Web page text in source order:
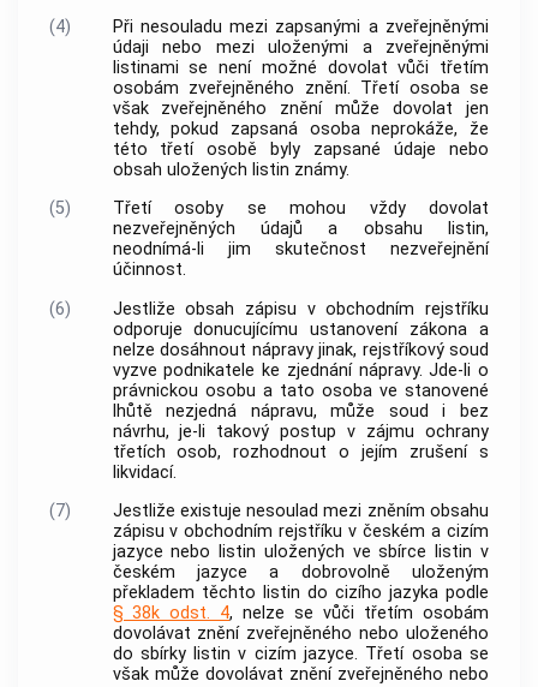
(4)
Při nesouladu mezi zapsanými a zveřejněnými
údaji nebo mezi uloženými a zveřejněnými
listinami se není možné dovolat vůči třetím
osobám zveřejněného znění. Třetí osoba se
však zveřejněného znění může dovolat jen
tehdy, pokud zapsaná osoba neprokáže, že
této třetí osobě byly zapsané údaje nebo
obsah uložených listin známy.
(5)
Třetí osoby se mohou vždy dovolat
nezveřejněných údajů a obsahu listin,
neodnímá-li jim skutečnost nezveřejnění
účinnost.
(6)
Jestliže obsah zápisu v obchodním rejstříku
odporuje donucujícímu ustanovení zákona a
nelze dosáhnout nápravy jinak, rejstříkový soud
vyzve podnikatele ke zjednání nápravy. Jde-li o
právnickou osobu a tato osoba ve stanovené
lhůtě nezjedná nápravu, může soud i bez
návrhu, je-li takový postup v zájmu ochrany
třetích osob, rozhodnout o jejím zrušení s
likvidací.
(7)
Jestliže existuje nesoulad mezi zněním obsahu
zápisu v obchodním rejstříku v českém a cizím
jazyce nebo listin uložených ve sbírce listin v
českém jazyce a dobrovolně uloženým
překladem těchto listin do cizího jazyka podle
§ 38k odst. 4, nelze se vůči třetím osobám
dovolávat znění zveřejněného nebo uloženého
do sbírky listin v cizím jazyce. Třetí osoba se
však může dovolávat znění zveřejněného nebo